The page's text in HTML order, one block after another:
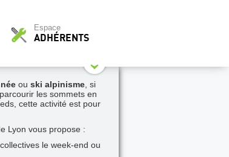
Espace
ADHÉRENTS
ou ski alpinisme , si
les sommets en
cette activité est pour
Lyon vous propose :
le week-end ou